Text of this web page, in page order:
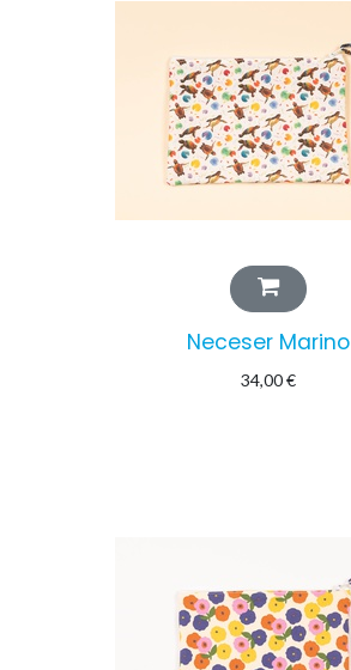
Neceser Marino
34,00€